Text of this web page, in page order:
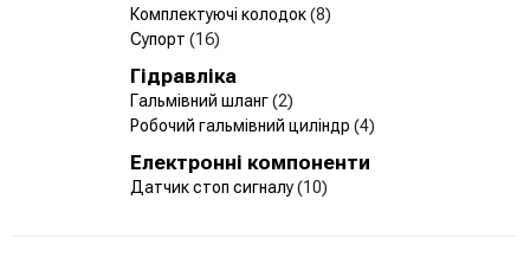
Комплектуючі колодок(8)
Супорт (16)
Гідравліка
Гальмівний шланг(2)
Робочий гальмівний циліндр (4)
Електронні компоненти
Датчик стоп сигналу(10)